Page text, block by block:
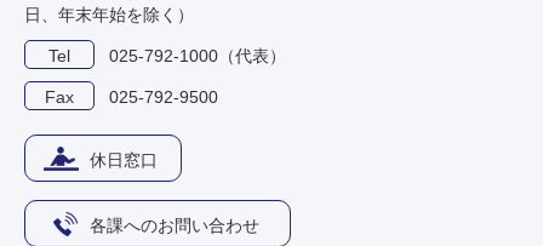
日、年末年始を除く）
Tel 025-792-1000（代表）
Fax 025-792-9500
休日窓口
各課へのお問い合わせ